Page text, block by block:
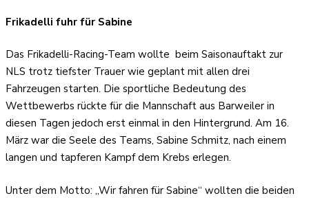
Frikadelli fuhr für Sabine
Das Frikadelli-Racing-Team wollte beim Saisonauftakt zur
NLS trotz tiefster Trauer wie geplant mit allen drei
Fahrzeugen starten. Die sportliche Bedeutung des
Wettbewerbs rückte für die Mannschaft aus Barweiler in
diesen Tagen jedoch erst einmal in den Hintergrund. Am 16.
März war die Seele des Teams, Sabine Schmitz, nach einem
langen und tapferen Kampf dem Krebs erlegen.
Unter dem Motto: „Wir fahren für Sabine“ wollten die beiden